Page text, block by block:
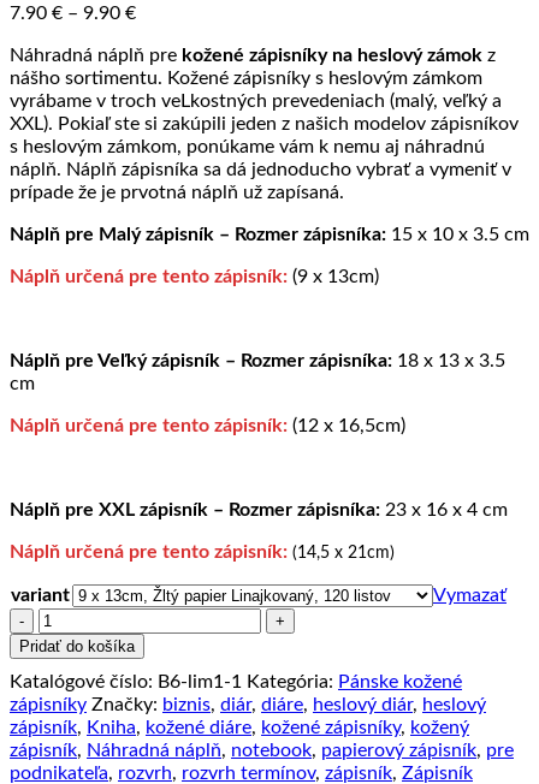
7.90 € – 9.90 €Price
7.90 €
through
9.90 €
Náhradná náplň pre kožené zápisníky na heslový zámok z
nášho sortimentu. Kožené zápisníky s heslovým zámkom
vyrábame v troch veLkostných prevedeniach (malý, veľký a
XXL). Pokiaľ ste si zakúpili jeden z našich modelov zápisníkov
s heslovým zámkom, ponúkame vám k nemu aj náhradnú
náplň. Náplň zápisníka sa dá jednoducho vybrať a vymeniť v
prípade že je prvotná náplň už zapísaná.
Náplň pre Malý zápisník – Rozmer zápisníka: 15 x 10 x 3.5 cm
Náplň určená pre tento zápisník: (9 x 13cm)
Náplň pre Veľký zápisník – Rozmer zápisníka: 18 x 13 x 3.5
cm
Náplň určená pre tento zápisník: (12 x 16,5cm)
Náplň pre XXL zápisník – Rozmer zápisníka: 23 x 16 x 4 cm
Náplň určená pre tento zápisník: (14,5 x 21cm)
variant
Vymazať
množstvo
Náhradná
náplň
pre
kožené
zápisníky
Pridať do košíka
Katalógové číslo: B6-lim1-1 Kategória: Pánske kožené
zápisníky Značky: biznis, diár, diáre, heslový diár, heslový
zápisník, Kniha, kožené diáre, kožené zápisníky, kožený
zápisník, Náhradná náplň, notebook, papierový zápisník, pre
podnikateľa, rozvrh, rozvrh termínov, zápisník, Zápisník